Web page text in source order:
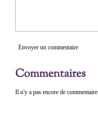
Envoyer un commentaire
Commentaires
Il n'y a pas encore de commentaire.